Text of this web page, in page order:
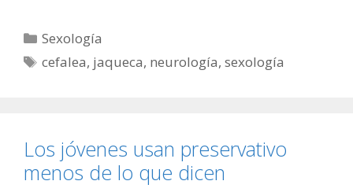
Categorías
Sexología
Etiquetas
cefalea, jaqueca, neurología,sexología
Los jóvenes usan preservativo
menos de lo que dicen